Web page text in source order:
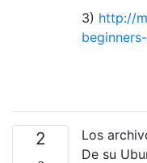
3) http://
2
Los
De su